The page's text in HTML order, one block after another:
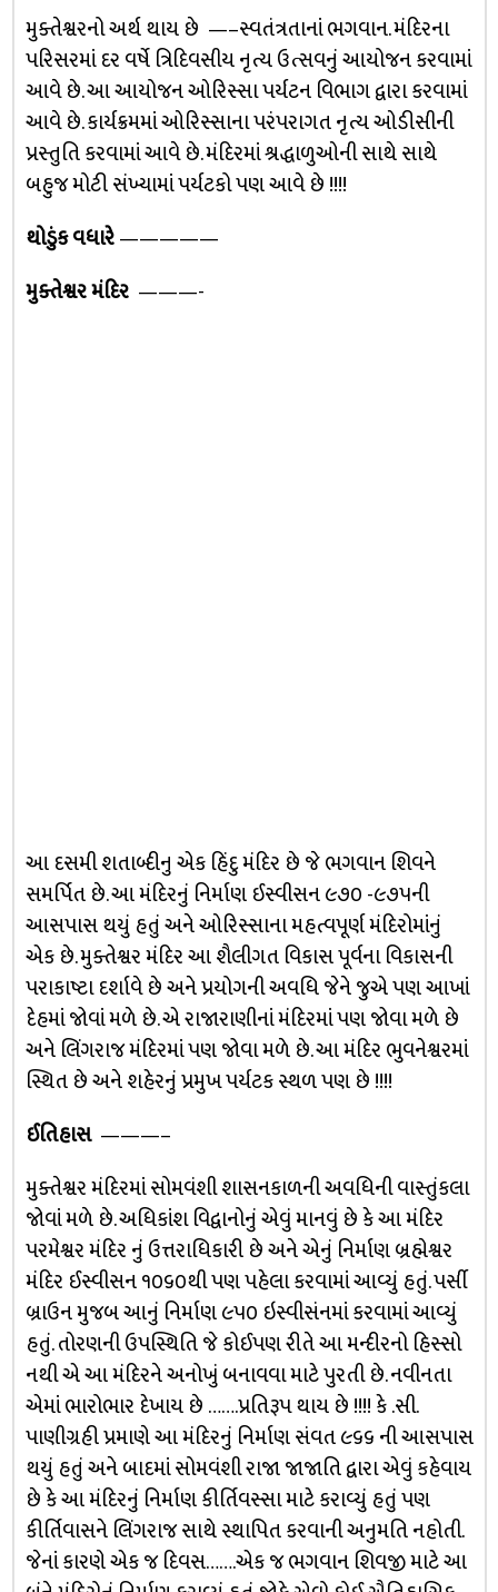
મુક્તેશ્વરનો અર્થ થાય છે —–સ્વતંત્રતાનાં ભગવાન. મંદિરના
પરિસરમાં દર વર્ષે ત્રિદિવસીય નૃત્ય ઉત્સવનું આયોજન કરવામાં
આવે છે. આ આયોજન ઓરિસ્સા પર્યટન વિભાગ દ્વારા કરવામાં
આવે છે. કાર્યક્રમમાં ઓરિસ્સાના પરંપરાગત નૃત્ય ઓડીસીની
પ્રસ્તુતિ કરવામાં આવે છે. મંદિરમાં શ્રદ્ધાળુઓની સાથે સાથે
બહુજ મોટી સંખ્યામાં પર્યટકો પણ આવે છે !!!!
થોડુંક વધારે—————
મુક્તેશ્વર મંદિર———-
આ દસમી શતાબ્દીનુ એક હિંદુ મંદિર છે જે ભગવાન શિવને
સમર્પિત છે. આ મંદિરનું નિર્માણ ઈસ્વીસન ૯૭૦ -૯૭૫ની
આસપાસ થયું હતું અને ઓરિસ્સાના મહત્વપૂર્ણ મંદિરોમાંનું
એક છે. મુક્તેશ્વર મંદિર આ શૈલીગત વિકાસ પૂર્વના વિકાસની
પરાકાષ્ટા દર્શાવે છે અને પ્રયોગની અવધિ જેને જુએ પણ આખાં
દેહમાં જોવાં મળે છે. એ રાજારાણીનાં મંદિરમાં પણ જોવા મળે છે
અને લિંગરાજ મંદિરમાં પણ જોવા મળે છે. આ મંદિર ભુવનેશ્વરમાં
સ્થિત છે અને શહેરનું પ્રમુખ પર્યટક સ્થળ પણ છે !!!!
ઈતિહાસ———–
મુક્તેશ્વર મંદિરમાં સોમવંશી શાસનકાળની અવધિની વાસ્તુંકલા
જોવાં મળે છે. અધિકાંશ વિદ્વાનોનું એવું માનવું છે કે આ મંદિર
પરમેશ્વર મંદિર નું ઉત્તરાધિકારી છે અને એનું નિર્માણ બ્રહ્મેશ્વર
મંદિર ઈસ્વીસન ૧૦૬૦થી પણ પહેલા કરવામાં આવ્યું હતું. પર્સી
બ્રાઉન મુજબ આનું નિર્માણ ૯૫૦ ઇસ્વીસંનમાં કરવામાં આવ્યું
હતું. તોરણની ઉપસ્થિતિ જે કોઈપણ રીતે આ મન્દીરનો હિસ્સો
નથી એ આ મંદિરને અનોખું બનાવવા માટે પુરતી છે. નવીનતા
એમાં ભારોભાર દેખાય છે …….પ્રતિરૂપ થાય છે !!!! કે .સી.
પાણીગ્રહી પ્રમાણે આ મંદિરનું નિર્માણ સંવત ૯૬૬ ની આસપાસ
થયું હતું અને બાદમાં સોમવંશી રાજા જાજાતિ દ્વારા એવું કહેવાય
છે કે આ મંદિરનું નિર્માણ કીર્તિવસ્સા માટે કરાવ્યું હતું પણ
કીર્તિવાસને લિંગરાજ સાથે સ્થાપિત કરવાની અનુમતિ નહોતી.
જેનાં કારણે એક જ દિવસ…….એક જ ભગવાન શિવજી માટે આ